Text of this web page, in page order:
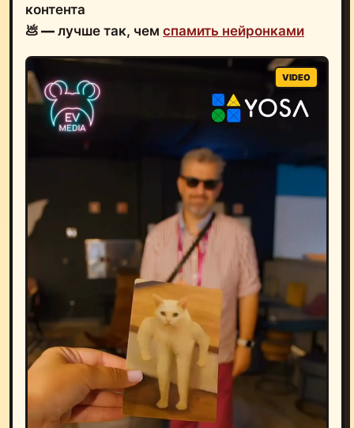
контента
💩 — лучше так, чем спамить нейронками